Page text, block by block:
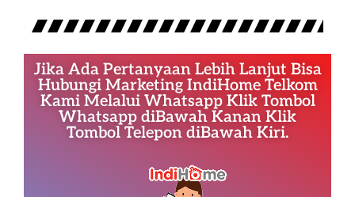
Jika Ada Pertanyaan Lebih Lanjut Bisa
Hubungi Marketing IndiHome Telkom
Kami Melalui Whatsapp Klik Tombol
Whatsapp diBawah Kanan Klik
Tombol Telepon diBawah Kiri.